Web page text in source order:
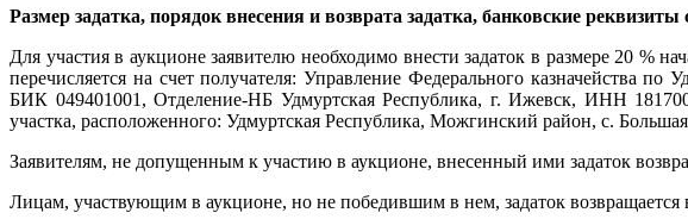
Размер задатка, порядок внесения и возврата задатка, банковские реквизиты
Для участия в аукционе заявителю необходимо внести задаток в размере 20 %
перечисляется на счет получателя: Управление Федерального казначейства
БИК 049401001, Отделение-НБ Удмуртская Республика, г. Ижевск, ИНН
участка, расположенного: Удмуртская Республика, Можгинский район, с.
Заявителям, не допущенным к участию в аукционе, внесенный ими задаток
Лицам, участвующим в аукционе, но не победившим в нем, задаток возвращается